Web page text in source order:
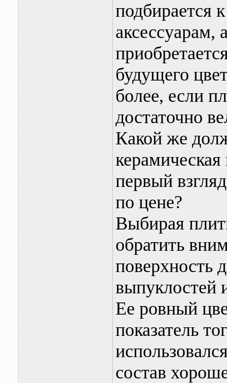
подбирается
аксессуарам,
будущего
более, если
достаточно
Какой же
первый
по цене?
Выбирая
обратить
поверхность
выпуклостей
Ее ровный
показатель
состав